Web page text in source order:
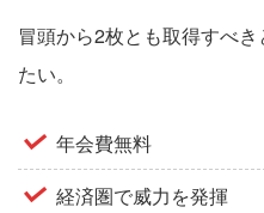
冒頭から2枚とも取得すべ
たい。
年会費無料
経済圏で威力を発揮